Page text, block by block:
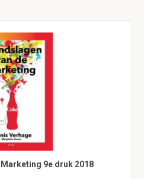
9e druk 2018